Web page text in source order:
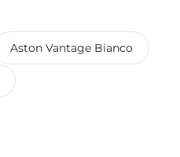
Aston Vantage Bianco